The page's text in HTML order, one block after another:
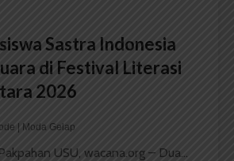
Sastra Indonesia
di Festival Literasi
2026
| Moda Gelap
USU, wacana.org – Dua...